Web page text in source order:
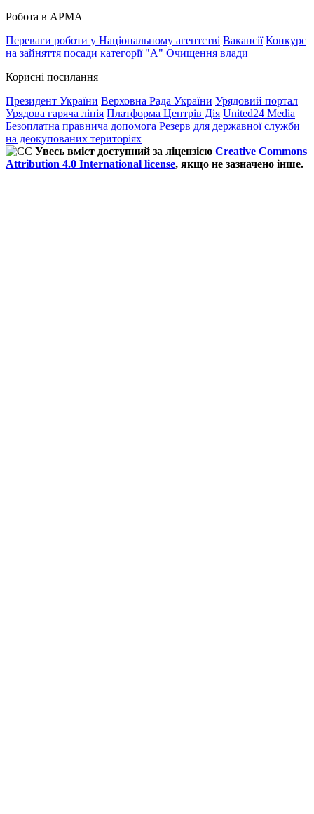
Робота в АРМА
Переваги роботи у Національному агентстві Вакансії Конкурс
на зайняття посади категорії "А" Очищення влади
Корисні посилання
Президент України Верховна Рада України Урядовий портал
Урядова гаряча лінія Платформа Центрів Дія United24 Media
Безоплатна правнича допомога Резерв для державної служби
на деокупованих територіях
Увесь вміст доступний за ліцензією Creative Commons
Attribution 4.0 International license, якщо не зазначено інше.